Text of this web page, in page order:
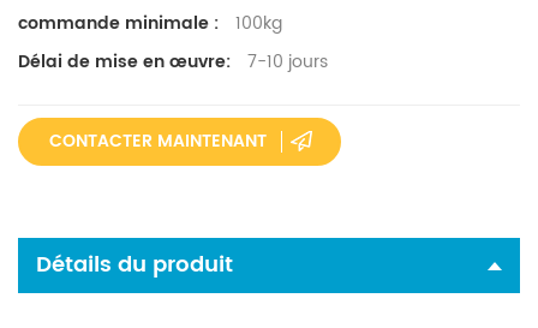
commande minimale :
100kg
Délai de mise en œuvre:
7-10 jours
CONTACTER MAINTENANT
Détails du produit